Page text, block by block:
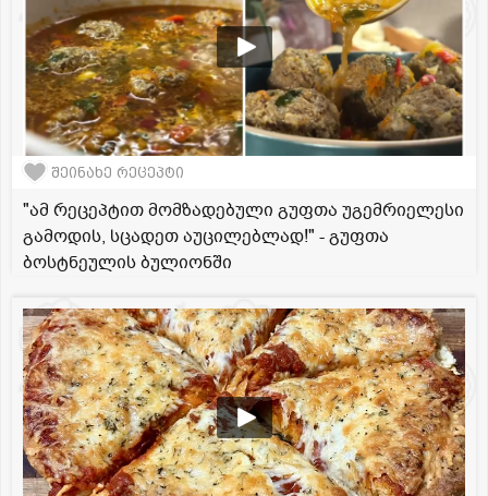
შეინახე რეცეპტი
"ამ რეცეპტით მომზადებული გუფთა უგემრიელესი
გამოდის, სცადეთ აუცილებლად!" - გუფთა
ბოსტნეულის ბულიონში